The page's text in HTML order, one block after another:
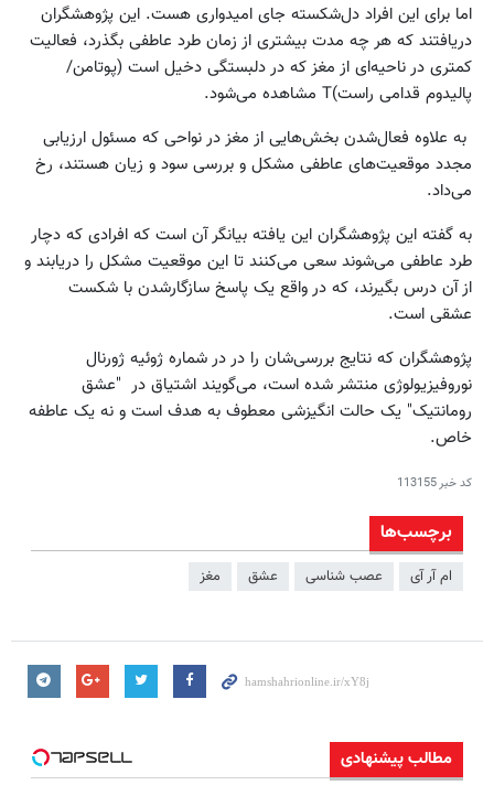
اما برای این افراد دل‌شکسته جای امیدواری هست. این پژوهشگران
دریافتند که هر چه مدت بیشتری از زمان طرد عاطفی بگذرد، فعالیت
کمتری در ناحیه‌ای از مغز که در دلبستگی دخیل است (پوتامن/
پالیدوم قدامی راست)T مشاهده می‌شود.
به علاوه فعال‌شدن بخش‌هایی از مغز در نواحی که مسئول ارزیابی
مجدد موقعیت‌های عاطفی مشکل و بررسی سود و زیان هستند،‌ رخ
می‌داد.
به گفته این پژوهشگران این یافته بیانگر آن است که افرادی که دچار
طرد عاطفی می‌شوند سعی می‌کنند تا این موقعیت مشکل را دریابند و
از آن درس بگیرند،‌ که در واقع یک پاسخ سازگارشدن با شکست
عشقی است.
پژوهشگران که نتایج بررسی‌شان را در در شماره ژوئیه ژورنال
نوروفیزیولوژی منتشر شده است، می‌گویند اشتیاق در "عشق
رومانتیک" یک حالت انگیزشی معطوف به هدف است و نه یک عاطفه
خاص.
کد خبر113155
برچسب‌ها
ام آر آی عصب‌ شناسی عشق مغز
مطالب پیشنهادی